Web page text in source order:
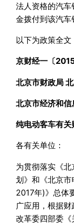
法人资格的汽
金拨付到该汽车
以下为政策全文
京财经一〔
北京市财政局
北京市经济和
纯电动客车有
各有关单位：
为贯彻落实《
划》和《北京
2017年)》总体
广应用，根据
改革委四部委